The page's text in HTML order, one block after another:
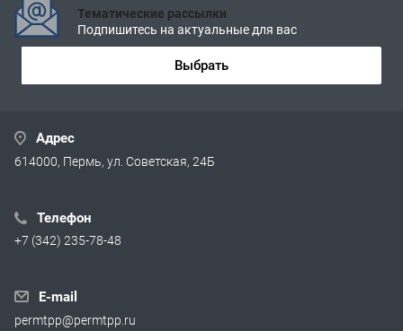
Тематические рассылки
Подпишитесь на актуальные для вас
Выбрать
Адрес
614000, Пермь, ул. Советская, 24Б
Телефон
+7 (342) 235-78-48
E-mail
permtpp@permtpp.ru